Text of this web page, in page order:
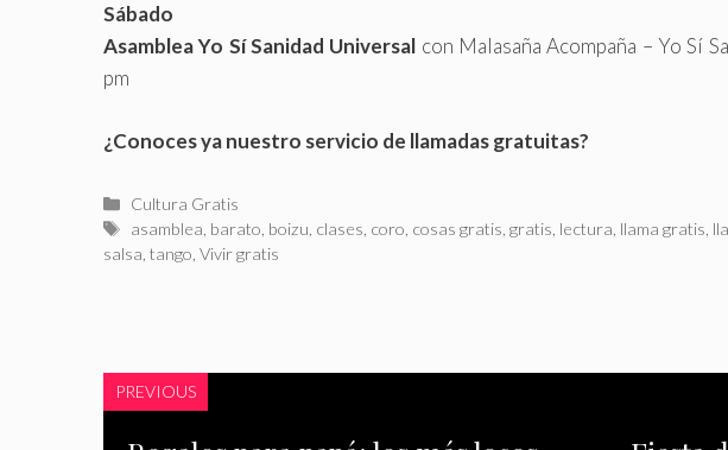
Sábado
Asamblea Yo Sí Sanidad Universal con Malasaña Acompaña – Yo Sí
pm
¿Conoces ya nuestro servicio de llamadas gratuitas?
Categorías
Cultura Gratis
Etiquetas
asamblea barato boizu clases coro cosas gratis ,gratis lectura llama gratis
salsa tango Vivir gratis
PREVIOUS